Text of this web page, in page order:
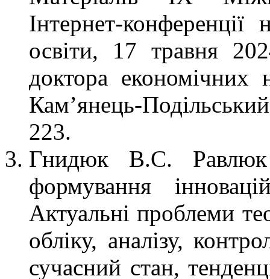
Інтернет-конференції
освіти, 17 травня
доктора
Кам’янець-
223.
Гнидюк В.С. Равлюк
формування
Актуальні проблеми
обліку, аналізу,
сучасний стан,